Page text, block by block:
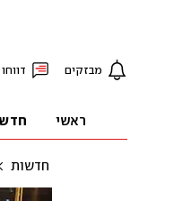
מבזקים
ראשי
חדשות